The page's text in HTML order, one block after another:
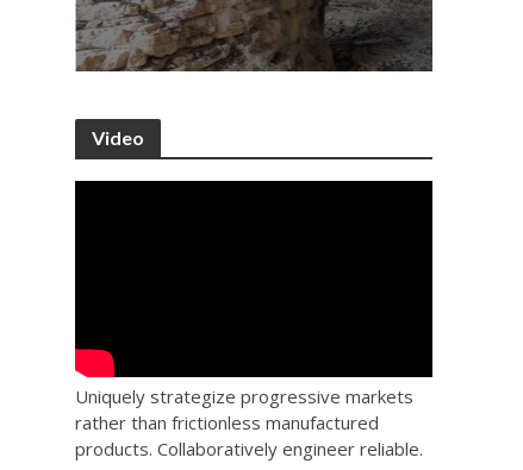
Video
Uniquely strategize progressive markets
rather than frictionless manufactured
products. Collaboratively engineer reliable.